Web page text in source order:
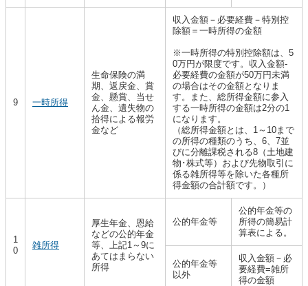
9 一時所得
生命保険の満
期、返戻金、賞
金、懸賞、当せ
ん金、遺失物の
拾得による報労
金など
収入金額－必要経費－特別控
除額＝一時所得の金額
※一時所得の特別控除額は、5
0万円が限度です。収入金額-
必要経費の金額が50万円未満
の場合はその金額となりま
す。また、総所得金額に参入
する一時所得の金額は2分の1
になります。
（総所得金額とは、1～10まで
の所得の種類のうち、6、7並
びに分離課税される8（土地建
物･株式等）および先物取引に
係る雑所得等を除いた各種所
得金額の合計額です。）
1
0
雑所得
厚生年金、恩給
などの公的年金
等、上記1～9に
あてはまらない
所得
公的年金等
公的年金等の
所得の簡易計
算表による。
公的年金等
以外
収入金額－必
要経費=雑所
得の金額